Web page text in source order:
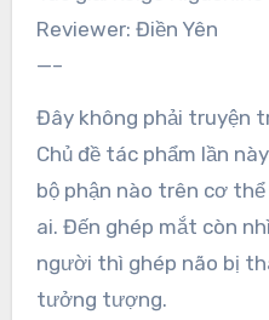
Reviewer: Điền Yên
—–
Đây không phải truyện
Chủ đề tác phẩm lần
bộ phận nào trên cơ
ai. Đến ghép mắt còn
người thì ghép não bị
tưởng tượng.